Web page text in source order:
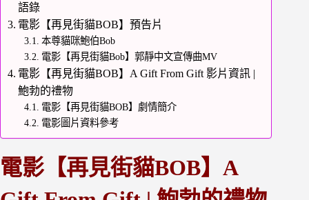
語錄
電影【再見街貓BOB】預告片
本尊貓咪鮑伯Bob
電影【再見街貓Bob】郭靜中文宣傳曲MV
電影【再見街貓BOB】A Gift From Gift 影片資訊 |
鮑勃的禮物
電影【再見街貓BOB】劇情簡介
電影圖片資料參考
電影【再見街貓BOB】A